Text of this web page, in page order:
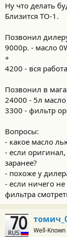
с
т
Ну что делать
Близится ТО-1.
Позвонил
9000р. - масло
+
4200 - вся
Позвонил в
24000 - 5л
3300 - фильтр
Вопросы:
- какое масло
- если
заранее?
- похоже у
- если ничего
фильтра
Well-